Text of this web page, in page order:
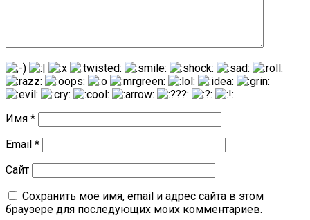
Имя *
Email *
Сайт
Сохранить моё имя, email и адрес сайта в этом
браузере для последующих моих комментариев.